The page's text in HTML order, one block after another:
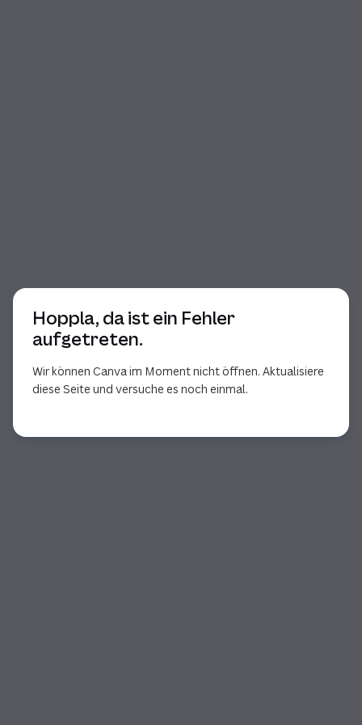
Hoppla, da ist ein Fehler
aufgetreten.
Wir können Canva im Moment nicht öffnen. Aktualisiere
diese Seite und versuche es noch einmal.